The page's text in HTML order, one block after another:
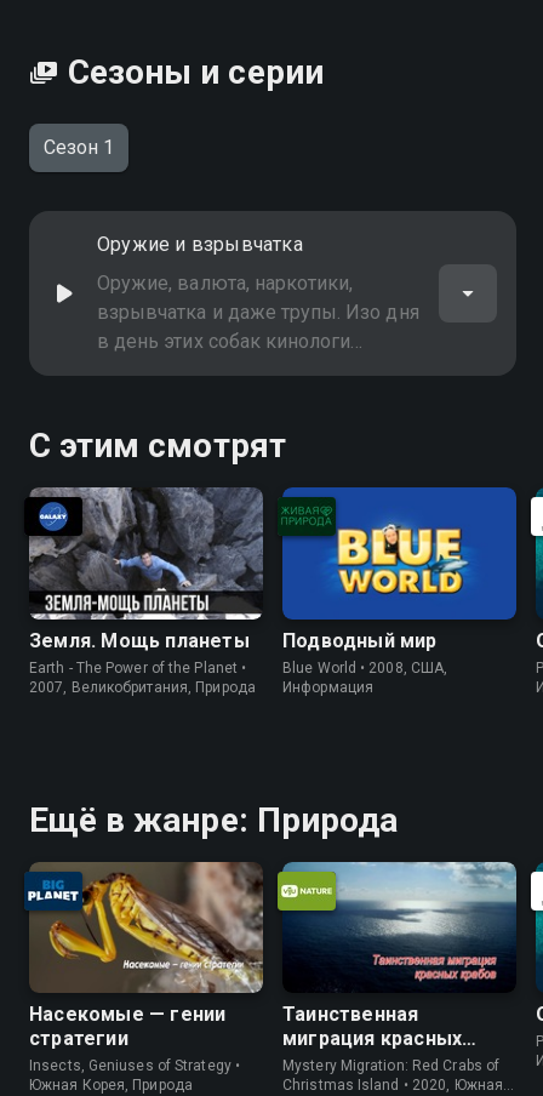
Сезоны и серии
Сезон 1
Оружие и взрывчатка
Оружие, валюта, наркотики,
взрывчатка и даже трупы. Изо дня
в день этих собак кинологи
обучают чуять опасность и
спецназначения? Почему туда
берут самых игривых? Правда ли,
что их кормят наркотиками?
С этим смотрят
Земля. Мощь планеты
Earth - The Power of the Planet •
2007, Великобритания, Природа
Подводный мир
Blue World • 2008, США,
Информация
Ещё в жанре: Природа
Насекомые — гении
стратегии
Insects, Geniuses of Strategy •
Южная Корея, Природа
Таинственная
миграция красных
крабов
Mystery Migration: Red Crabs of
Christmas Island • 2020, Южная